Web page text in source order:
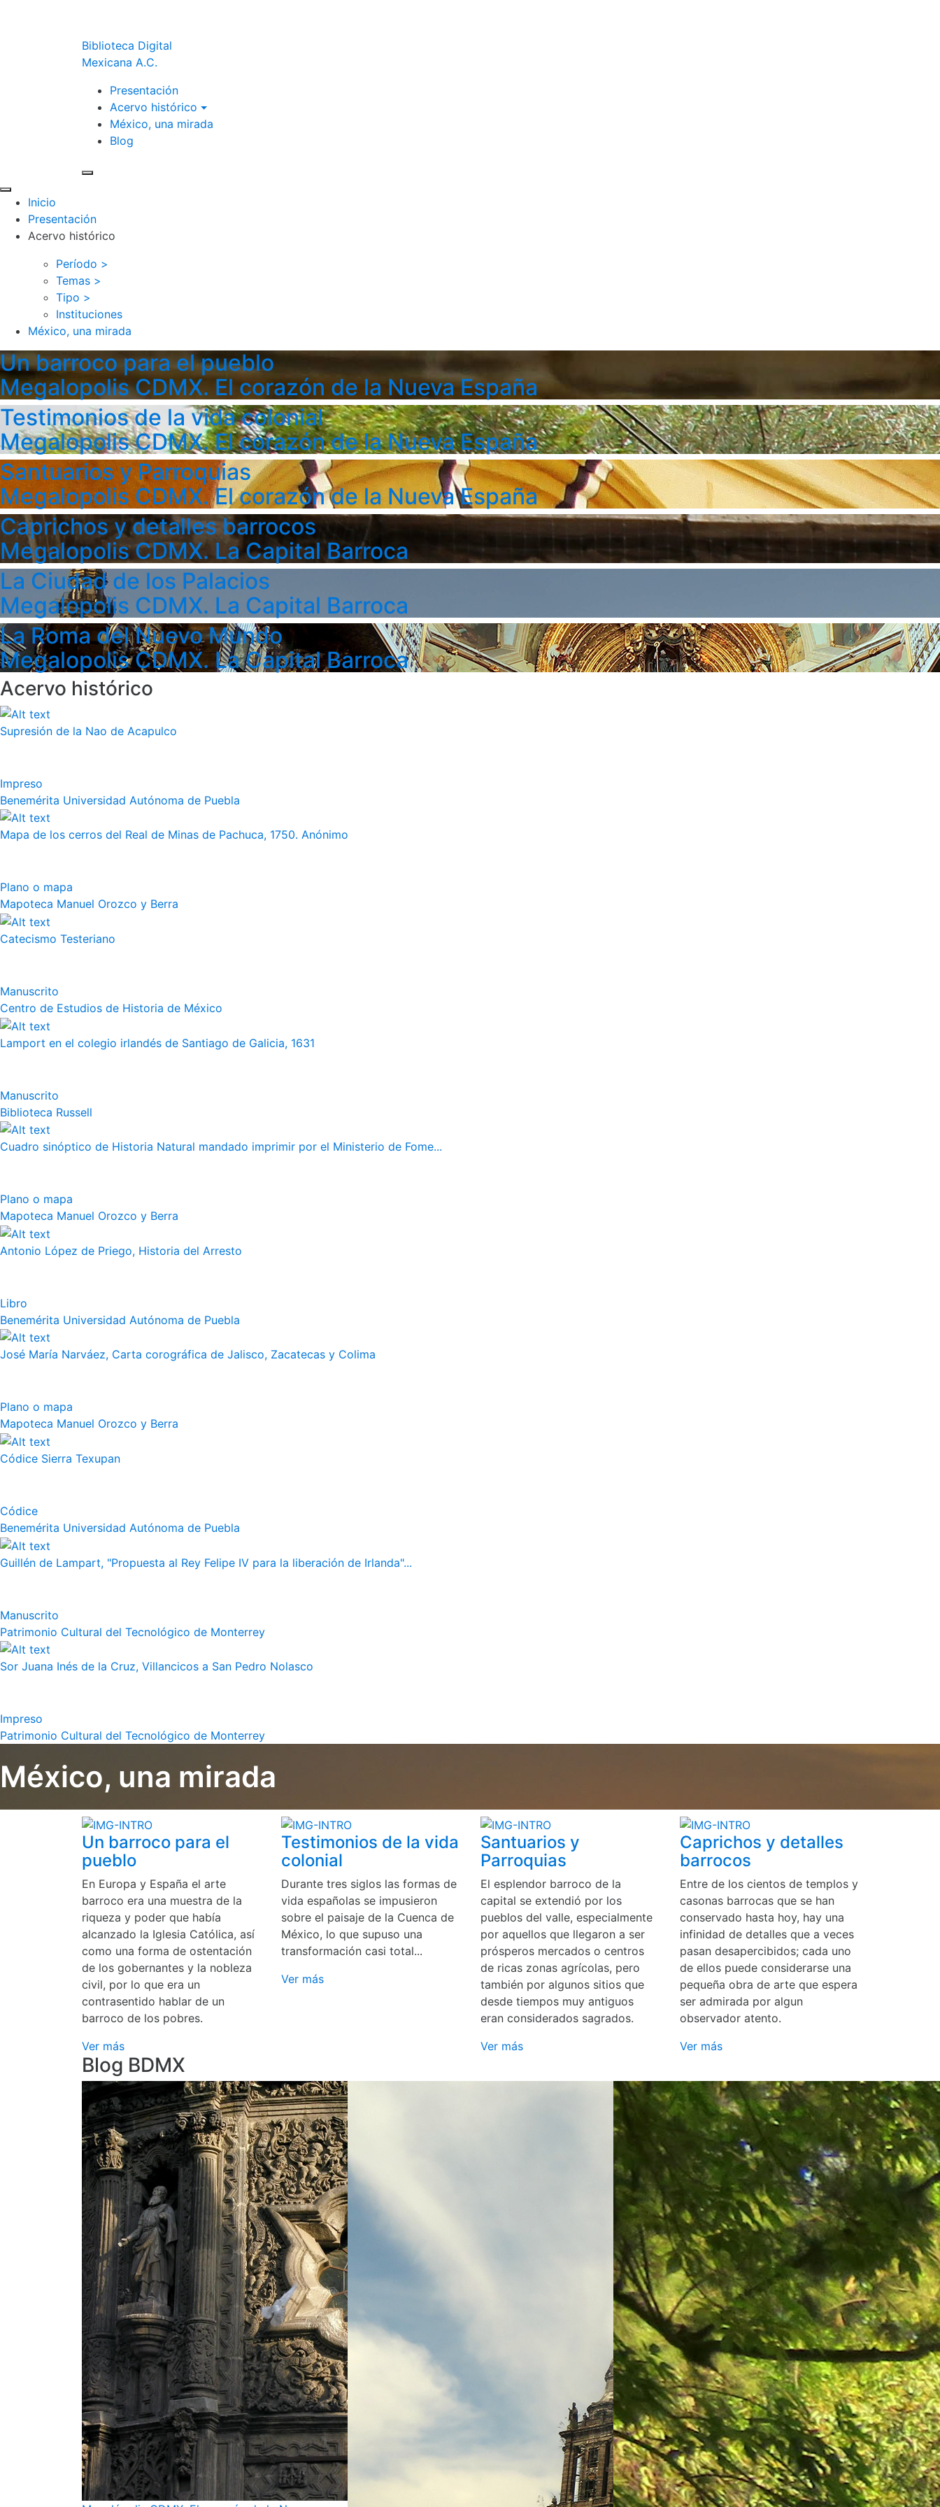
Biblioteca Digital
Mexicana A.C.
Presentación
Acervo histórico
México, una mirada
Blog
Inicio
Presentación
Acervo histórico
Período >
Temas >
Tipo >
Instituciones
México, una mirada
Un barroco para el pueblo
Megalopolis CDMX. El corazón de la Nueva España
Testimonios de la vida colonial
Megalopolis CDMX. El corazón de la Nueva España
Santuarios y Parroquias
Megalopolis CDMX. El corazón de la Nueva España
Caprichos y detalles barrocos
Megalopolis CDMX. La Capital Barroca
La Ciudad de los Palacios
Megalopolis CDMX. La Capital Barroca
La Roma del Nuevo Mundo
Megalopolis CDMX. La Capital Barroca
Acervo histórico
Supresión de la Nao de Acapulco
Impreso
Benemérita Universidad Autónoma de Puebla
Mapa de los cerros del Real de Minas de Pachuca, 1750. Anónimo
Plano o mapa
Mapoteca Manuel Orozco y Berra
Catecismo Testeriano
Manuscrito
Centro de Estudios de Historia de México
Lamport en el colegio irlandés de Santiago de Galicia, 1631
Manuscrito
Biblioteca Russell
Cuadro sinóptico de Historia Natural mandado imprimir por el Ministerio de Fome...
Plano o mapa
Mapoteca Manuel Orozco y Berra
Antonio López de Priego, Historia del Arresto
Libro
Benemérita Universidad Autónoma de Puebla
José María Narváez, Carta corográfica de Jalisco, Zacatecas y Colima
Plano o mapa
Mapoteca Manuel Orozco y Berra
Códice Sierra Texupan
Códice
Benemérita Universidad Autónoma de Puebla
Guillén de Lampart, "Propuesta al Rey Felipe IV para la liberación de Irlanda"...
Manuscrito
Patrimonio Cultural del Tecnológico de Monterrey
Sor Juana Inés de la Cruz, Villancicos a San Pedro Nolasco
Impreso
Patrimonio Cultural del Tecnológico de Monterrey
México, una mirada
Un barroco para el
pueblo
En Europa y España el arte
barroco era una muestra de la
riqueza y poder que había
alcanzado la Iglesia Católica, así
como una forma de ostentación
de los gobernantes y la nobleza
civil, por lo que era un
contrasentido hablar de un
barroco de los pobres.
Ver más
Testimonios de la vida
colonial
Durante tres siglos las formas de
vida españolas se impusieron
sobre el paisaje de la Cuenca de
México, lo que supuso una
transformación casi total...
Ver más
Santuarios y
Parroquias
El esplendor barroco de la
capital se extendió por los
pueblos del valle, especialmente
por aquellos que llegaron a ser
prósperos mercados o centros
de ricas zonas agrícolas, pero
también por algunos sitios que
desde tiempos muy antiguos
eran considerados sagrados.
Ver más
Caprichos y detalles
barrocos
Entre de los cientos de templos y
casonas barrocas que se han
conservado hasta hoy, hay una
infinidad de detalles que a veces
pasan desapercibidos; cada uno
de ellos puede considerarse una
pequeña obra de arte que espera
ser admirada por algun
observador atento.
Ver más
Blog BDMX